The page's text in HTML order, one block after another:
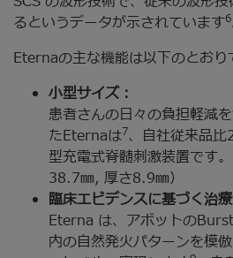
るというデータが示されています6
Eternaの主な機能は以下のとおり
小型サイズ：
患者さんの日々の負担軽減
たEternaは7、自社従来品
型充電式脊髄刺激装置です
38.7㎜, 厚さ8.9㎜）
臨床エビデンスに基づく治療
Eterna は、アボットの
内の自然発火パターンを模